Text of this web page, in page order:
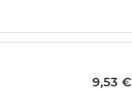
9,53 €